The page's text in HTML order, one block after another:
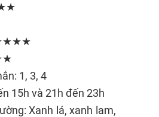
1, 3, 4
15h và 21h đến 23h
Xanh lá, xanh lam,